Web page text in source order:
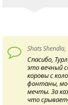
Shats
Спасибо,
это вечный
коровы с
фонтаны,
мечты. За
что